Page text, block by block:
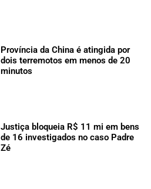
Província da China é atingida por
dois terremotos em menos de 20
minutos
Justiça bloqueia R$ 11 mi em bens
de 16 investigados no caso Padre
Zé